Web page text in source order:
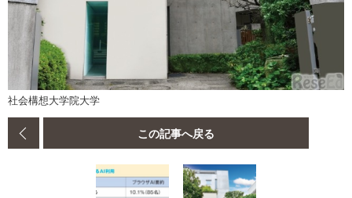
社会構想大学院大学
この記事へ戻る